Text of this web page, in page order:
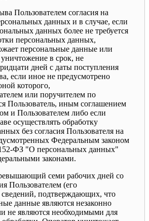
Пользователем согласия на
данных и в случае, если
данных более не требуется
персональных данных,
персональные данные или
в срок, не
дней с даты поступления
если иное не предусмотрено
которого,
или поручителем по
Пользователь, иным соглашением
и Пользователем либо если
осуществлять обработку
без согласия Пользователя на
Федеральным законом
ФЗ "О персональных данных"
законами.
семи рабочих дней со
Пользователем (его
сведений, подтверждающих, что
данные являются незаконно
не являются необходимыми для